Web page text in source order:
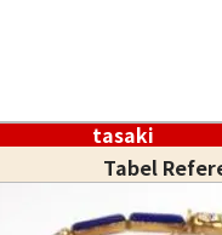
tasaki
Tabel